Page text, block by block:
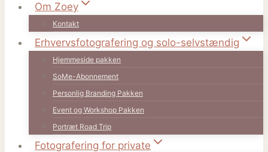
Om Zoey
Kontakt
Erhvervsfotografering og solo-selvstændig
Hjemmeside pakken
SoMe-Abonnement
Personlig Branding Pakken
Event og Workshop Pakken
Portræt Road Trip
Fotografering for private